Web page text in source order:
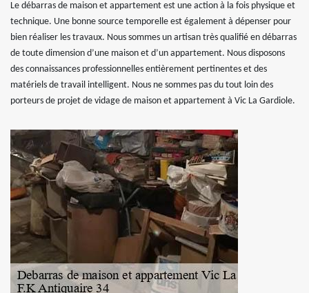
Le débarras de maison et appartement est une action à la fois physique et
technique. Une bonne source temporelle est également à dépenser pour
bien réaliser les travaux. Nous sommes un artisan très qualifié en débarras
de toute dimension d’une maison et d’un appartement. Nous disposons
des connaissances professionnelles entièrement pertinentes et des
matériels de travail intelligent. Nous ne sommes pas du tout loin des
porteurs de projet de vidage de maison et appartement à Vic La Gardiole.